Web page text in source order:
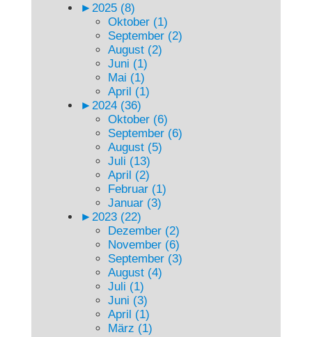
► 2025 (8)
Oktober (1)
September (2)
August (2)
Juni (1)
Mai (1)
April (1)
► 2024 (36)
Oktober (6)
September (6)
August (5)
Juli (13)
April (2)
Februar (1)
Januar (3)
► 2023 (22)
Dezember (2)
November (6)
September (3)
August (4)
Juli (1)
Juni (3)
April (1)
März (1)